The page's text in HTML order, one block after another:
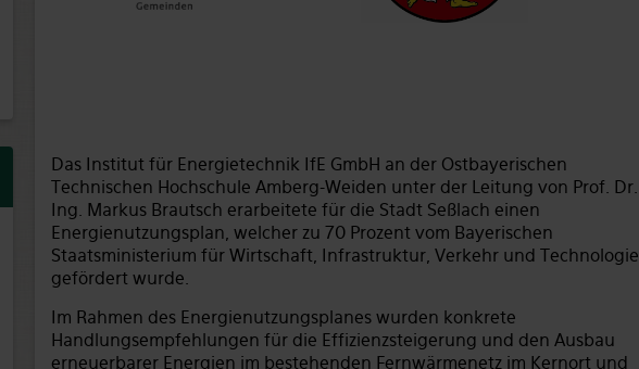
Das Institut für Energietechnik IfE GmbH an der Ostbayerischen
Technischen Hochschule Amberg-Weiden unter der Leitung von Prof. Dr.
Ing. Markus Brautsch erarbeitete für die Stadt Seßlach einen
Energienutzungsplan, welcher zu 70 Prozent vom Bayerischen
Staatsministerium für Wirtschaft, Infrastruktur, Verkehr und Technologie
gefördert wurde.
Im Rahmen des Energienutzungsplanes wurden konkrete
Handlungsempfehlungen für die Effizienzsteigerung und den Ausbau
erneuerbarer Energien im bestehenden Fernwärmenetz im Kernort und